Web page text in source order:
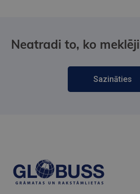
Neatradi to, ko
Sazināties